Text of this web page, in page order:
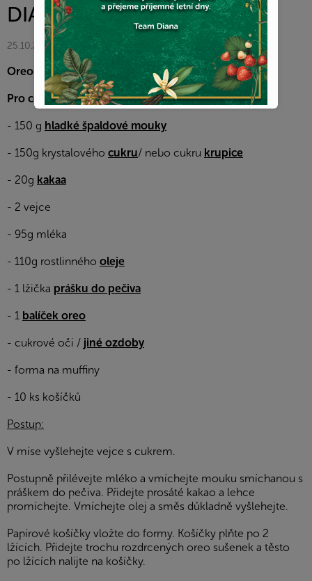
DIANA V KUCHYNI
25.10.2025
Oreo muffiny
Pro cca 10ks budete potřebovat:
- 150 g hladké špaldové mouky
- 150g krystalového cukru/ nebo cukru krupice
- 20g kakaa
- 2 vejce
- 95g mléka
- 110g rostlinného oleje
- 1 lžička prášku do pečiva
- 1 balíček oreo
- cukrové oči / jiné ozdoby
- forma na muffiny
- 10 ks košíčků
Postup:
V míse vyšlehejte vejce s cukrem.
Postupně přilévejte mléko a vmíchejte mouku smíchanou s
práškem do pečiva. Přidejte prosáté kakao a lehce
promíchejte. Vmíchejte olej a směs důkladně vyšlehejte.
Papírové košíčky vložte do formy. Košíčky plňte po 2
lžících. Přidejte trochu rozdrcených oreo sušenek a těsto
po lžících nalijte na košíčky.